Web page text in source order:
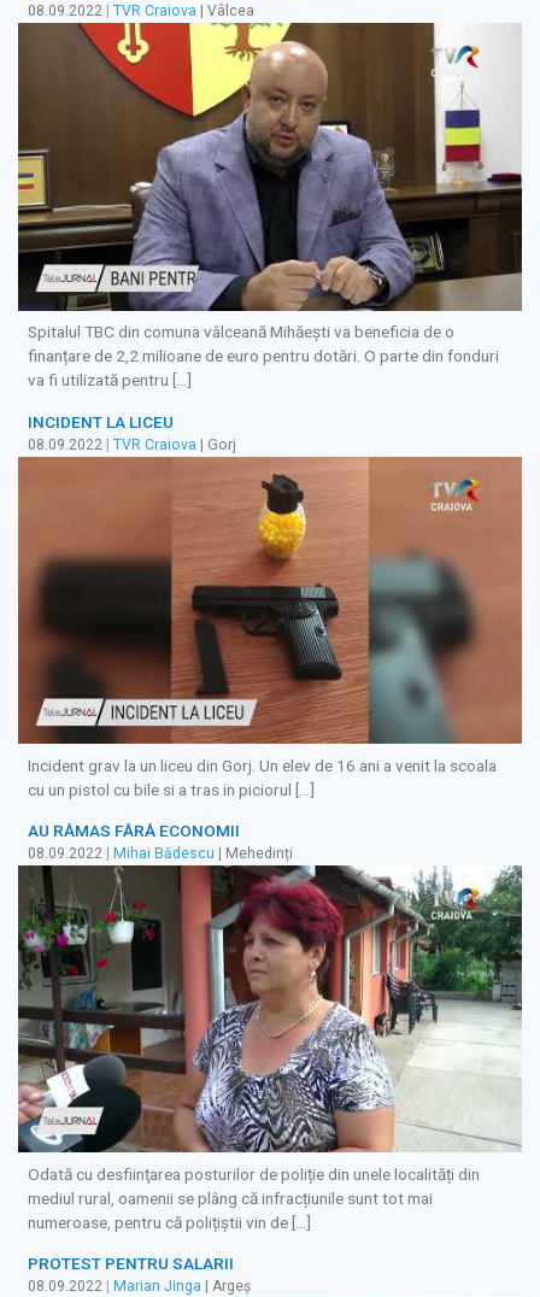
08.09.2022 TVR Craiova | Vâlcea
Spitalul TBC din comuna vâlceană Mihăești va beneficia de o
finanțare de 2,2 milioane de euro pentru dotări. O parte din fonduri
va fi utilizată pentru […]
INCIDENT LA LICEU
08.09.2022 | TVR Craiova | Gorj
Incident grav la un liceu din Gorj. Un elev de 16 ani a venit la scoala
cu un pistol cu bile si a tras in piciorul […]
AU RĂMAS FĂRĂ ECONOMII
08.09.2022 Mihai Bădescu | Mehedinți
Odată cu desfiinţarea posturilor de poliție din unele localități din
mediul rural, oamenii se plâng că infracțiunile sunt tot mai
numeroase, pentru că polițiștii vin de […]
PROTEST PENTRU SALARII
08.09.2022 Marian Jinga | Argeș